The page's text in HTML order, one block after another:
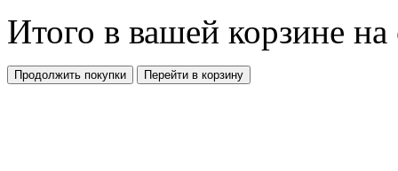
Итого в вашей корзине
Продолжить покупки Перейти в корзину